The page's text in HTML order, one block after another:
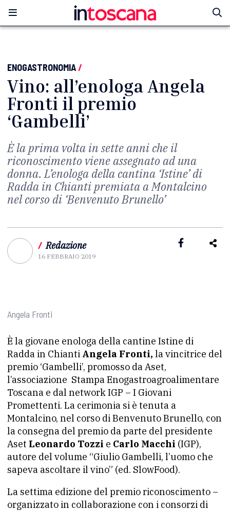
ENOGASTRONOMIA/
Vino: all’enologa Angela
Fronti il premio
‘Gambelli’
È la prima volta in sette anni che il
riconoscimento viene assegnato ad una
donna. L’enologa della cantina ‘Istine’ di
Radda in Chianti premiata a Montalcino
nel corso di ‘Benvenuto Brunello’
/ Redazione
16 FEBBRAIO 2019
Angela Fronti
È la giovane enologa della cantine Istine di
Radda in Chianti Angela Fronti, la vincitrice del
premio ‘Gambelli’, promosso da Aset,
l’associazione Stampa Enogastroagroalimentare
Toscana e dal network IGP – I Giovani
Promettenti. La cerimonia si è tenuta a
Montalcino, nel corso di Benvenuto Brunello, con
la consegna del premio da parte del presidente
Aset Leonardo Tozzi e Carlo Macchi (IGP),
autore del volume “Giulio Gambelli, l’uomo che
sapeva ascoltare il vino” (ed. SlowFood).
La settima edizione del premio riconoscimento –
organizzato in collaborazione con i consorzi di